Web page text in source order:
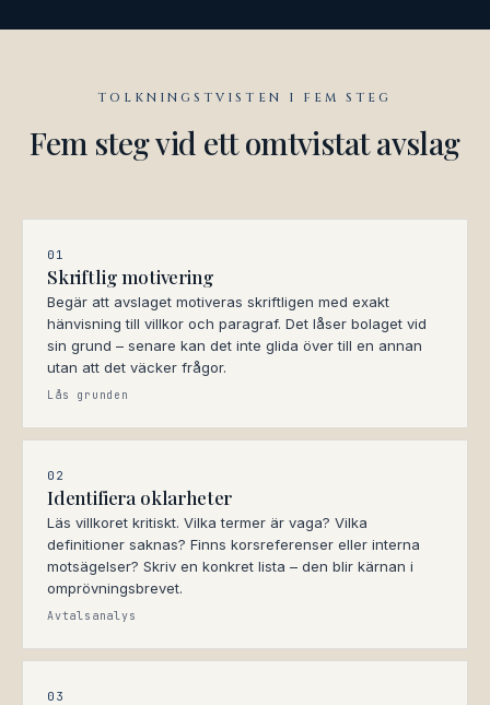
TOLKNINGSTVISTEN I FEM STEG
Fem steg vid ett omtvistat avslag
01
Skriftlig motivering
Begär att avslaget motiveras skriftligen med exakt
hänvisning till villkor och paragraf. Det låser bolaget vid
sin grund – senare kan det inte glida över till en annan
utan att det väcker frågor.
Lås grunden
02
Identifiera oklarheter
Läs villkoret kritiskt. Vilka termer är vaga? Vilka
definitioner saknas? Finns korsreferenser eller interna
motsägelser? Skriv en konkret lista – den blir kärnan i
omprövningsbrevet.
Avtalsanalys
03